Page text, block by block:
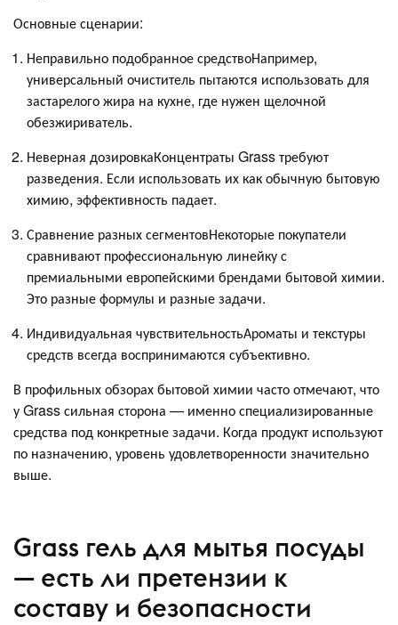
Основные сценарии:
Неправильно подобранное средствоНапример,
универсальный очиститель пытаются использовать для
застарелого жира на кухне, где нужен щелочной
обезжириватель.
Неверная дозировкаКонцентраты Grass требуют
разведения. Если использовать их как обычную бытовую
химию, эффективность падает.
Сравнение разных сегментовНекоторые покупатели
сравнивают профессиональную линейку с
премиальными европейскими брендами бытовой химии.
Это разные формулы и разные задачи.
Индивидуальная чувствительностьАроматы и текстуры
средств всегда воспринимаются субъективно.
В профильных обзорах бытовой химии часто отмечают, что
у Grass сильная сторона — именно специализированные
средства под конкретные задачи. Когда продукт используют
по назначению, уровень удовлетворенности значительно
выше.
Grass гель для мытья посуды
— есть ли претензии к
составу и безопасности